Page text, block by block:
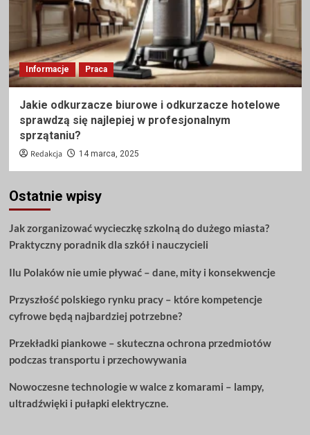
Informacje Praca
Jakie odkurzacze biurowe i odkurzacze hotelowe
sprawdzą się najlepiej w profesjonalnym
sprzątaniu?
Redakcja 14 marca, 2025
Ostatnie wpisy
Jak zorganizować wycieczkę szkolną do dużego miasta?
Praktyczny poradnik dla szkół i nauczycieli
Ilu Polaków nie umie pływać – dane, mity i konsekwencje
Przyszłość polskiego rynku pracy – które kompetencje
cyfrowe będą najbardziej potrzebne?
Przekładki piankowe – skuteczna ochrona przedmiotów
podczas transportu i przechowywania
Nowoczesne technologie w walce z komarami – lampy,
ultradźwięki i pułapki elektryczne.